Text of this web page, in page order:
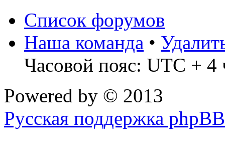
Список форумов
Наша команда •
Часовой пояс: UTC + 4
Powered by © 2013
Русская поддержка phpBB